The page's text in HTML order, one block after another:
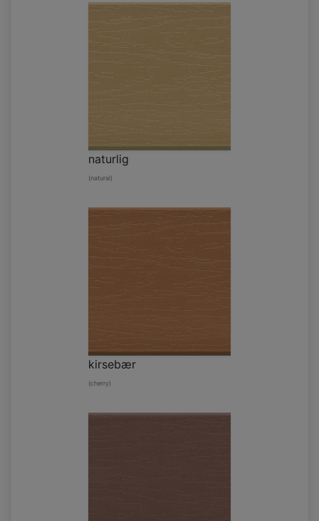
naturlig
(natural)
kirsebær
(cherry)